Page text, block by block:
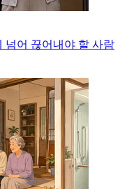
넘어 끊어내야 할 사람